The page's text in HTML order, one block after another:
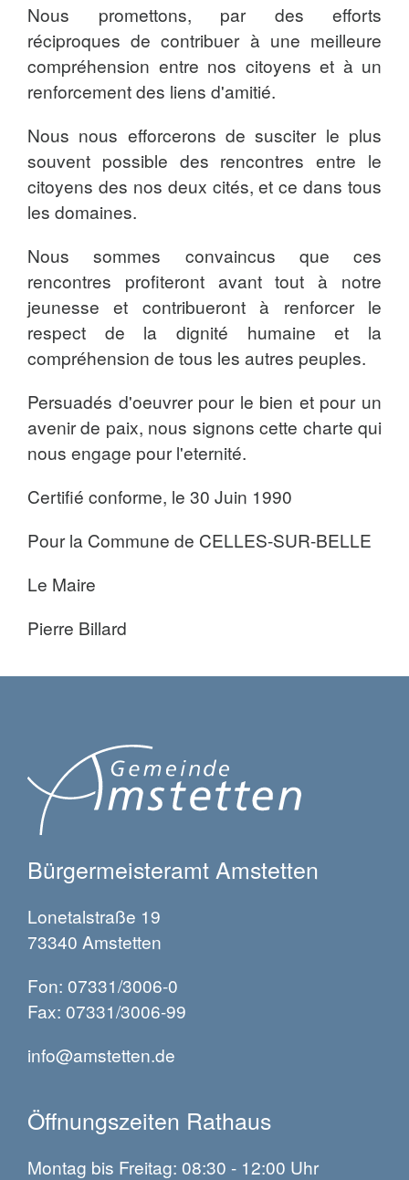
Nous promettons, par des efforts
réciproques de contribuer à une meilleure
compréhension entre nos citoyens et à un
renforcement des liens d'amitié.
Nous nous efforcerons de susciter le plus
souvent possible des rencontres entre le
citoyens des nos deux cités, et ce dans tous
les domaines.
Nous sommes convaincus que ces
rencontres profiteront avant tout à notre
jeunesse et contribueront à renforcer le
respect de la dignité humaine et la
compréhension de tous les autres peuples.
Persuadés d'oeuvrer pour le bien et pour un
avenir de paix, nous signons cette charte qui
nous engage pour l'eternité.
Certifié conforme, le 30 Juin 1990
Pour la Commune de CELLES-SUR-BELLE
Le Maire
Pierre Billard
Bürgermeisteramt Amstetten
Lonetalstraße 19
73340 Amstetten
Fon: 07331/3006-0
Fax: 07331/3006-99
info@amstetten.de
Öffnungszeiten Rathaus
Montag bis Freitag: 08:30 - 12:00 Uhr